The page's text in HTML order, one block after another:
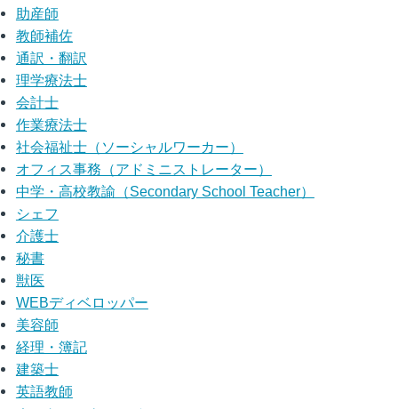
助産師
教師補佐
通訳・翻訳
理学療法士
会計士
作業療法士
社会福祉士（ソーシャルワーカー）
オフィス事務（アドミニストレーター）
中学・高校教諭（Secondary School Teacher）
シェフ
介護士
秘書
獣医
WEBディベロッパー
美容師
経理・簿記
建築士
英語教師